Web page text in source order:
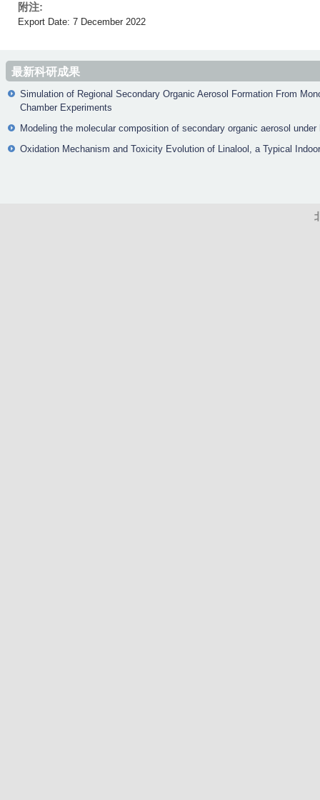
附注:
Export Date: 7 December 2022
最新科研成果
Simulation of Regional Secondary Organic Aerosol Formation From
Chamber Experiments
Modeling the molecular composition of secondary organic aerosol
Oxidation Mechanism and Toxicity Evolution of Linalool, a Typical